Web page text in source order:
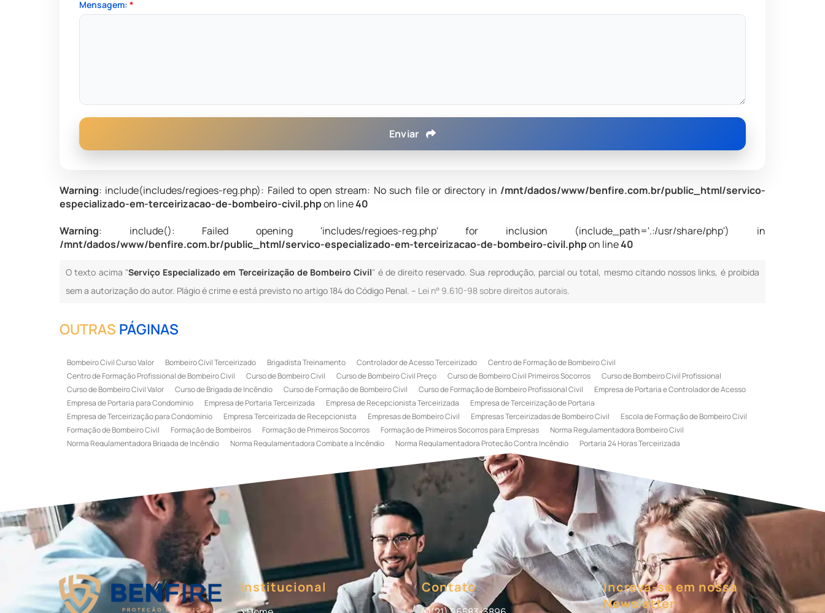
Mensagem:*
Enviar
Warning: include(includes/regioes-reg.php): Failed to open stream: No such file or directory in /mnt/dados/www/benfire.com.br/public_html/servico-
especializado-em-terceirizacao-de-bombeiro-civil.phpon line40
Warning: include(): Failed opening 'includes/regioes-reg.php' for inclusion (include_path='.:/usr/share/php') in
/mnt/dados/www/benfire.com.br/public_html/servico-especializado-em-terceirizacao-de-bombeiro-civil.phpon line40
O texto acima "Serviço Especializado em Terceirização de Bombeiro Civil" é de direito reservado. Sua reprodução, parcial ou total, mesmo citando nossos links, é proibida
sem a autorização do autor. Plágio é crime e está previsto no artigo 184 do Código Penal. – Lei n° 9.610-98 sobre direitos autorais.
OUTRAS PÁGINAS
Bombeiro Civil Curso Valor Bombeiro Civil Terceirizado Brigadista Treinamento Controlador de Acesso Terceirizado
Centro de Formação de Bombeiro Civil
Centro de Formação Profissional de Bombeiro Civil
Curso de Bombeiro Civil Curso de Bombeiro Civil Preço Curso de Bombeiro Civil Primeiros Socorros
Curso de Bombeiro Civil Profissional
Curso de Bombeiro Civil Valor
Curso de Brigada de Incêndio Curso de Formação de Bombeiro Civil Curso de Formação de Bombeiro Profissional Civil
Empresa de Portaria e Controlador de Acesso
Empresa de Portaria para Condomínio
Empresa de Portaria Terceirizada Empresa de Recepcionista Terceirizada
Empresa de Terceirização de Portaria
Empresa de Terceirização para Condomínio
Empresa Terceirizada de Recepcionista Empresas de Bombeiro Civil Empresas Terceirizadas de Bombeiro Civil
Escola de Formação de Bombeiro Civil
Formação de Bombeiro Civil
Formação de Bombeiros Formação de Primeiros Socorros Formação de Primeiros Socorros para Empresas
Norma Regulamentadora Bombeiro Civil
Norma Regulamentadora Brigada de Incêndio
Norma Regulamentadora Combate a Incêndio Norma Regulamentadora Proteção Contra Incêndio
Portaria 24 Horas Terceirizada
Serviço de Portaria Remota
Serviço de Portaria Terceirizada
Serviço Especializado em Terceirização de Bombeiro Civil Terceirização de Bombeiro Terceirização de Bombeiro Civil
Terceirização de Portaria
Terceirização de Recepcionista Terceirização de Serviços de Recepcionistas Treinamento de Bombeiro Civil Treinamento de Bombeiros
Treinamento de Brigada
Treinamento de Brigada de Emergência
Treinamento de Brigada de Incêndio Treinamento de Brigada de Incêndio Valor
Treinamento de Brigadista de Incêndio
Treinamento de Combate a Incêndio NR 23
Treinamento de Incêndio Treinamento de Prevenção e Combate a Incêndio
Treinamento de Primeiro Socorros
Treinamento de Primeiros Socorros para CIPA
Treinamento de Primeiros Socorros para Empresas
Institucional Contato
Increva-se em nossa
Newsletter